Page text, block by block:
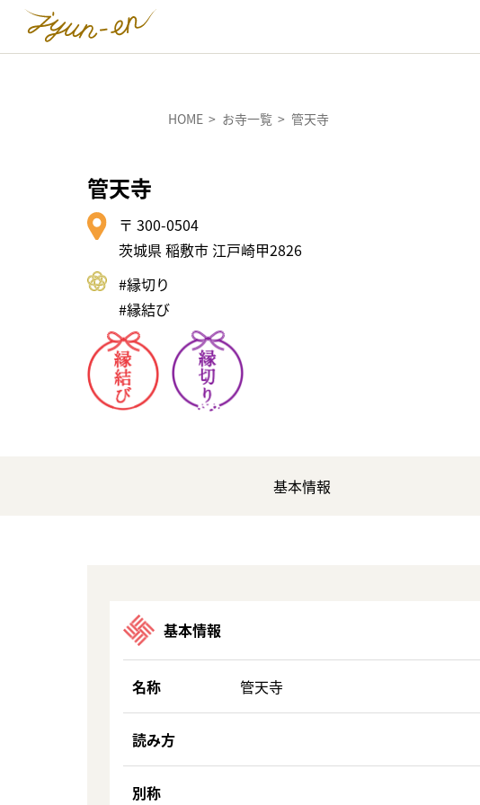
HOME お寺一覧 管天寺
管天寺
〒 300-0504
茨城県 稲敷市 江戸崎甲2826
#縁切り
#縁結び
基本情報
基本情報
名称 管天寺
読み方
別称